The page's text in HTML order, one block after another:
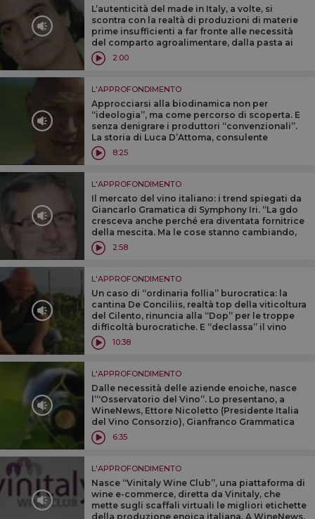
L’autenticità del made in Italy, a volte, si
scontra con la realtà di produzioni di materie
prime insufficienti a far fronte alle necessità
del comparto agroalimentare, dalla pasta ai
formaggi. A WineNews le parole del
‘‘gastronauta’’ Davide Paolini
2:00
L'APPROFONDIMENTO
Approcciarsi alla biodinamica non per
‘‘ideologia’’, ma come percorso di scoperta. E
senza denigrare i produttori ‘‘convenzionali’’.
La storia di Luca D’Attoma, consulente
enologo tra i top in Italia e produttore con la
cantina ‘‘Due Mani’’
8:25
L'APPROFONDIMENTO
Il mercato del vino italiano: i trend spiegati da
Giancarlo Gramatica di Symphony Iri. ‘‘La gdo
cresceva anche perché era diventata fornitrice
della mescita. Ma le cose stanno cambiando,
anche se il vino resta il n. 1 in valore tra le
bevande’’
2:58
L'APPROFONDIMENTO
Un caso di ‘‘ordinaria follia’’ burocratica: la
cantina De Conciliis, realtà top della viticoltura
del Cilento, rinuncia alla ‘‘Dop’’ per le troppe
difficoltà burocratiche. E ‘‘declassa’’ il vino
perché il mercato, in ogni caso, richiede il
prodotto
10:38
L'APPROFONDIMENTO
Dalle necessità delle aziende enoiche, nasce
l’“Osservatorio del Vino”. Lo presentano, a
WineNews, Ettore Nicoletto (Presidente Italia
del Vino Consorzio), Gianfranco Grammatica
(Symphony Iri) e Francesco Pavanello (Uiv)
6:35
L'APPROFONDIMENTO
Nasce ‘‘Vinitaly Wine Club’’, una piattaforma di
wine e-commerce, diretta da Vinitaly, che
mette sugli scaffali virtuali le migliori etichette
della produzione enoica italiana. A WineNews,